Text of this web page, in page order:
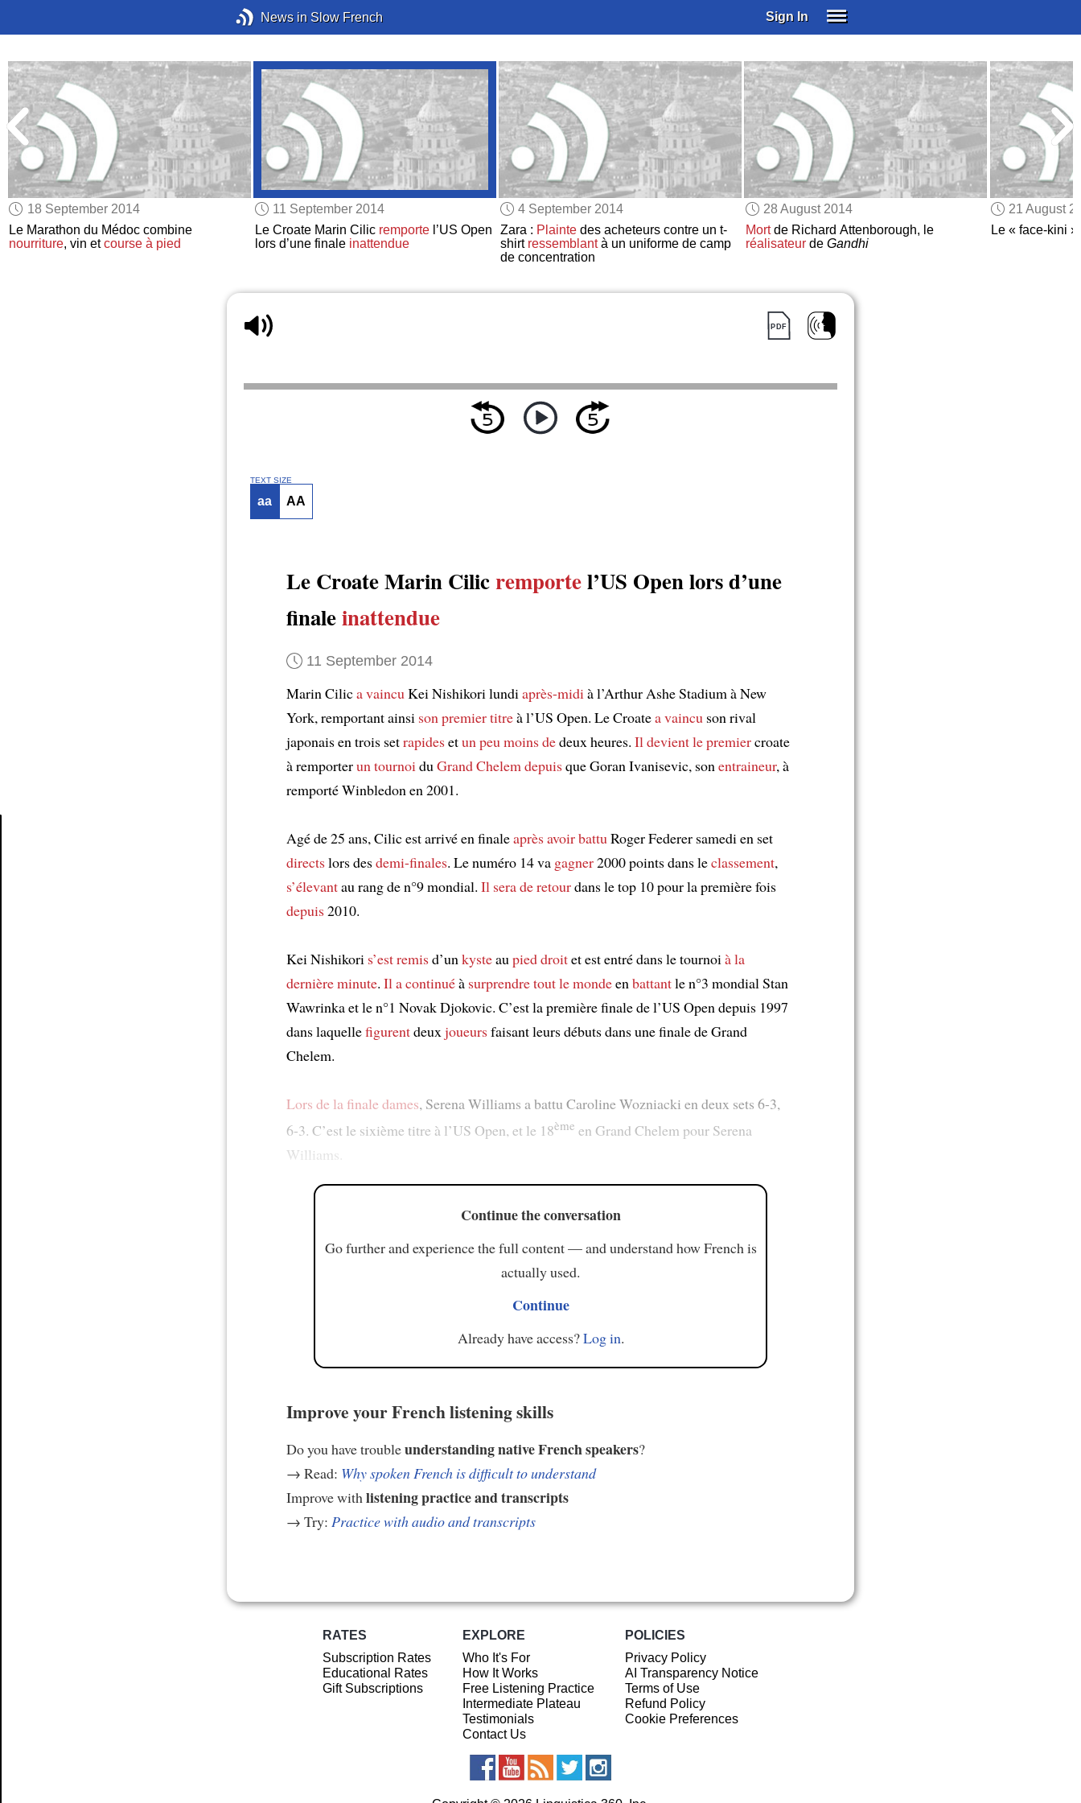
News in Slow French Sign In
SUBSCRIBE
EDUCATIONAL LICENSES
GIFT CARDS
OTHER LANGUAGES
ABOUT US
ALEXA
ADJUST COLORS
18 September 2014
Le Marathon du Médoc combine
nourriture, vin etcourse à pied
11 September 2014
Le Croate Marin Cilic remportel’US Open
lors d’une finale inattendue
4 September 2014
Zara : Plaintedes acheteurs contre un t-
shirt ressemblantà un uniforme de camp
de concentration
28 August 2014
Mortde Richard Attenborough, le
réalisateurde Gandhi
21 August
Le « face-kini
TEXT SIZE
aa AA
Le Croate Marin Cilicremportel’US Open lors d’une
finaleinattendue
11 September 2014
Marin Cilica vaincuKei Nishikori lundiaprès-midià l’Arthur Ashe Stadium à New
York, remportant ainsi son premier titreà l’US Open. Le Croatea vaincu son rival
japonais en trois setrapidesetun peu moins dedeux heures. Il devientle premiercroate
à remporterun tournoiduGrand Chelemdepuisque Goran Ivanisevic, sonentraineur, à
remporté Winbledon en 2001.
Agé de 25 ans, Cilic est arrivé en finaleaprès avoir battuRoger Federer samedi en set
directslors desdemi-finales. Le numéro 14 va gagner2000 points dans leclassement,
s’élevantau rang de n°9 mondial. Il sera de retourdans le top 10 pour la première fois
depuis2010.
Kei Nishikori s’est remisd’unkysteaupied droitet est entré dans le tournoià la
dernière minute. Il a continuéà surprendre tout le mondeenbattantle n°3 mondial Stan
Wawrinka et le n°1 Novak Djokovic. C’est la première finale de l’US Open depuis 1997
dans laquellefigurentdeuxjoueursfaisant leurs débuts dans une finale de Grand
Chelem.
Lors de la finale dames, Serena Williams a battu Caroline Wozniacki en deux sets 6-3,
6-3. C’est le sixième titre à l’US Open, et le 18ème en Grand Chelem pour Serena
Williams.
Continue the conversation
Go further and experience the full content — and understand how French is
actually used.
Continue
Already have access?Log in.
Improve your French listening skills
Do you have troubleunderstanding native French speakers?
→ Read: Why spoken French is difficult to understand
Improve withlistening practice and transcripts
→ Try: Practice with audio and transcripts
RATES
Subscription Rates
Educational Rates
Gift Subscriptions
EXPLORE
Who It's For
How It Works
Free Listening Practice
Intermediate Plateau
Testimonials
Contact Us
POLICIES
Privacy Policy
AI Transparency Notice
Terms of Use
Refund Policy
Cookie Preferences